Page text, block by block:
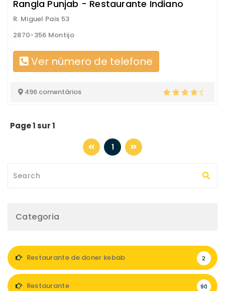
Rangla Punjab - Restaurante Indiano
R. Miguel Pais 53
2870-356 Montijo
Ver número de telefone
496 comentários
Page 1 sur 1
1
Categoria
Restaurante de doner kebab 2
Restaurante 90